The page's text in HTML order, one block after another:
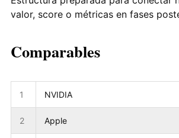
valor, score o métricas en fases
Comparables
1 NVIDIA
2 Apple